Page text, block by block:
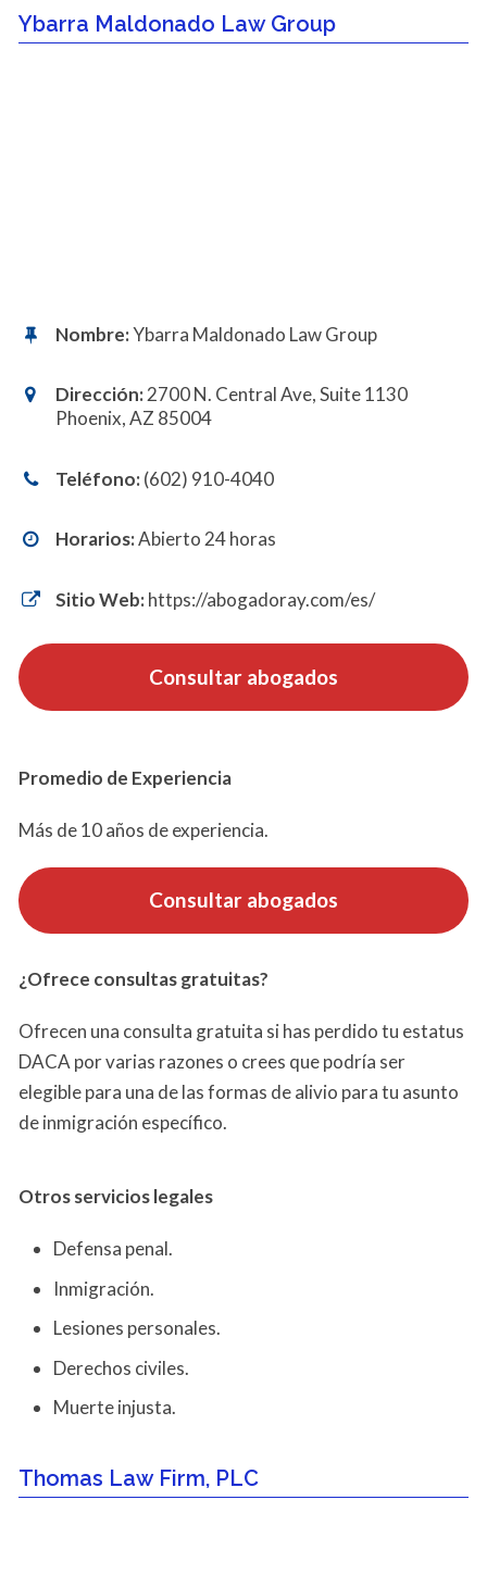
Ybarra Maldonado Law Group
Nombre:Ybarra Maldonado Law Group
Dirección:2700 N. Central Ave, Suite 1130
Phoenix, AZ 85004
Teléfono:(602) 910-4040
Horarios:Abierto 24 horas
Sitio Web:https://abogadoray.com/es/
Consultar abogados
Promedio de Experiencia
Más de 10 años de experiencia.
Consultar abogados
¿Ofrece consultas gratuitas?
Ofrecen una consulta gratuita si has perdido tu estatus
DACA por varias razones o crees que podría ser
elegible para una de las formas de alivio para tu asunto
de inmigración específico.
Otros servicioslegales
Defensa penal.
Inmigración.
Lesiones personales.
Derechos civiles.
Muerte injusta.
Thomas Law Firm, PLC